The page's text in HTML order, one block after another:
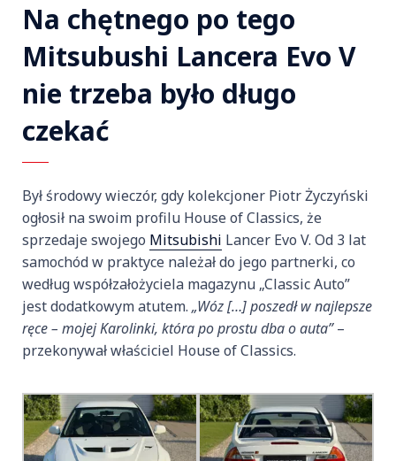
Na chętnego po tego
Mitsubushi Lancera Evo V
nie trzeba było długo
czekać
Był środowy wieczór, gdy kolekcjoner Piotr Życzyński
ogłosił na swoim profilu House of Classics, że
sprzedaje swojego Mitsubishi Lancer Evo V. Od 3 lat
samochód w praktyce należał do jego partnerki, co
według współzałożyciela magazynu „Classic Auto”
jest dodatkowym atutem. „Wóz […] poszedł w najlepsze
ręce – mojej Karolinki, która po prostu dba o auta”–
przekonywał właściciel House of Classics.